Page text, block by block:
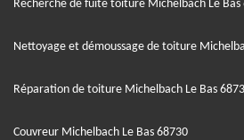
Recherche de fuite toiture Michelbach Le Bas
Nettoyage et démoussage de toiture
Réparation de toiture Michelbach Le Bas
Couvreur Michelbach Le Bas 68730